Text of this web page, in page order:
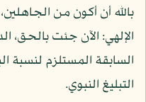
بالله أن أكون من
الإلهي: الآن جئت بالحق،
السابقة المستلزم لنسبة
التبليغ النبوي.